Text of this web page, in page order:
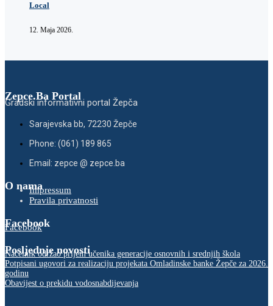
Local
12. Maja 2026.
Zepce.Ba Portal
Gradski informativni portal Žepča
Sarajevska bb, 72230 Žepče
Phone: (061) 189 865
Email: zepce @ zepce.ba
O namaImpressum
Pravila privatnosti
Facebook
Facebook
Posljednje novosti
Načelnik održao prijem učenika generacije osnovnih i srednjih škola
Potpisani ugovori za realizaciju projekata Omladinske banke Žepče za 2026.
godinu
Obavijest o prekidu vodosnabdijevanja